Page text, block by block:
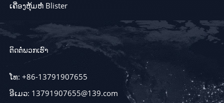
ເຄື່ອງຫຸ້ມຫໍ່ Blister
ຕິດຕໍ່ພວກເຮົາ
ໂທ: +86-13791907655
ອີເມວ: 13791907655@139.com